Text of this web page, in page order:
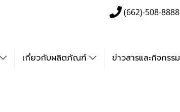
(662)-508-8888
เกี่ยวกับผลิตภัณฑ์ ข่าวสารและกิจกรรม